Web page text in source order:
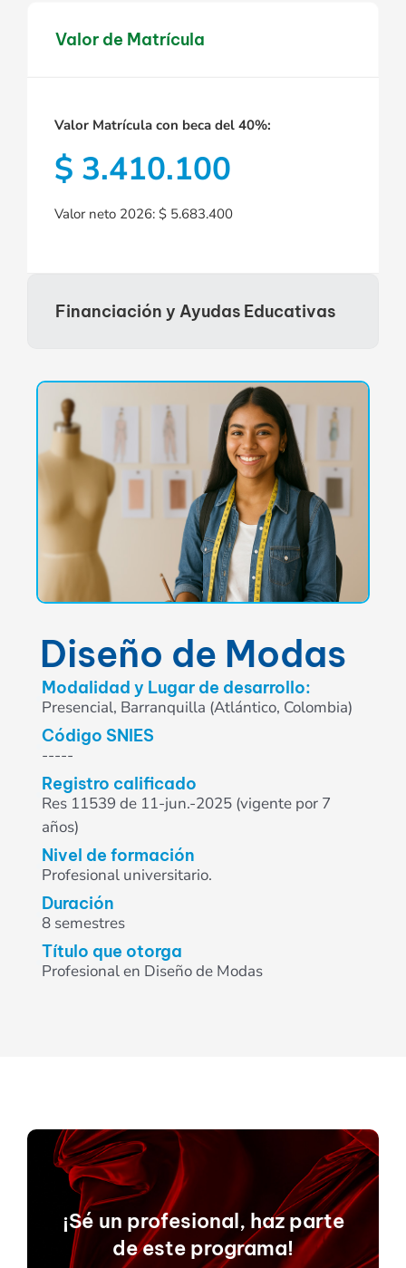
Valor de Matrícula
Valor Matrícula con beca del 40%:
$ 3.410.100
Valor neto 2026: $ 5.683.400
Financiación y Ayudas Educativas
Diseño de Modas
Modalidad y Lugar de desarrollo:
Presencial, Barranquilla (Atlántico, Colombia)
Código SNIES
-----
Registro calificado
Res 11539 de 11-jun.-2025 (vigente por 7
años)
Nivel de formación
Profesional universitario.
Duración
8 semestres
Título que otorga
Profesional en Diseño de Modas
¡Sé un profesional, haz parte
de este programa!